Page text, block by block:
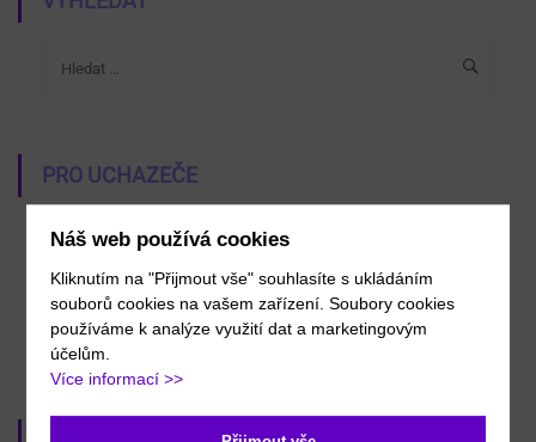
PRO UCHAZEČE
Proč u nás studovat
Přijímací řízení 2026-2027
Bezpečnostně právní činnost
Dny otevřených dveří
Náš web používá cookies
Kliknutím na "Přijmout vše" souhlasíte s ukládáním
souborů cookies na vašem zařízení. Soubory cookies
používáme k analýze využití dat a marketingovým
účelům.
Více informací >>